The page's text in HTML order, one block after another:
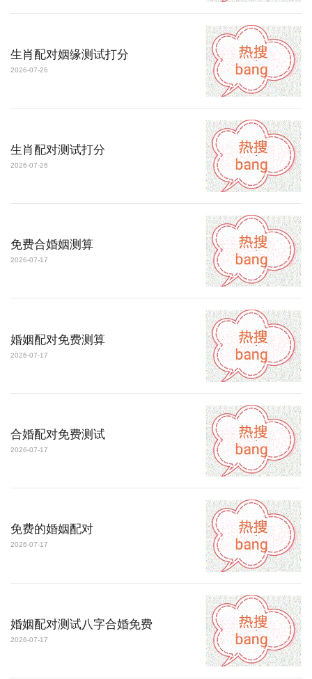
生肖配对姻缘测试打分
2026-07-26
生肖配对测试打分
2026-07-26
免费合婚姻测算
2026-07-17
婚姻配对免费测算
2026-07-17
合婚配对免费测试
2026-07-17
免费的婚姻配对
2026-07-17
婚姻配对测试八字合婚免费
2026-07-17